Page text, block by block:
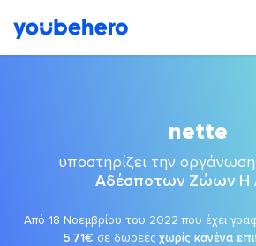
nette
υποστηρίζει την οργάνωση
Αδέσποτων Ζώων Η
Από 18 Νοεμβρίου του 2022 που έχει
5,71€ σε δωρεές χωρίς κανένα